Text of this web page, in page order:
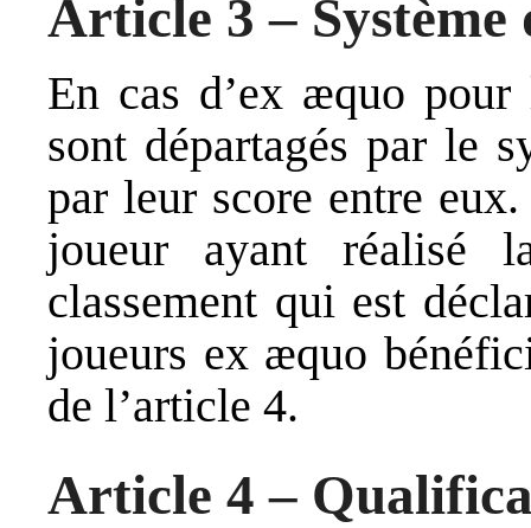
Article 3 – Système
En cas d’ex æquo
sont départagés par le
par leur score entre
joueur ayant réalisé
classement qui est
joueurs ex æquo
de l’article 4.
Article 4 –